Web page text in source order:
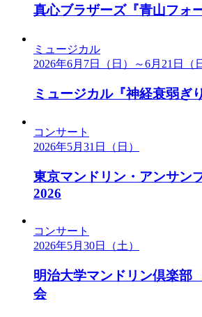
真心ブラザーズ『青山フォ
ミュージカル
2026年6月7日（日）～6月21日（
ミュージカル『神経衰弱ぎ
コンサート
2026年5月31日（日）
東京マンドリン・アンサン
2026
コンサート
2026年5月30日（土）
明治大学マンドリン倶楽
会